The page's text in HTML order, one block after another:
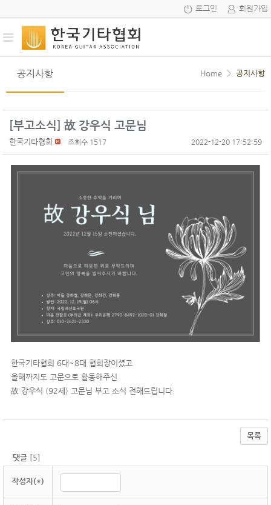
로그인 회원가입
공지사항 Home > 공지사항
[부고소식] 故 강우식 고문님
한국기타협회 조회수 1517 2022-12-20 17:52:59
한국기타협회 6대~8대 협회장이셨고
올해까지도 고문으로 활동해주신
故 강우식 (92세) 고문님 부고 소식 전해드립니다.
목록
댓글 [5]
작성자(*)